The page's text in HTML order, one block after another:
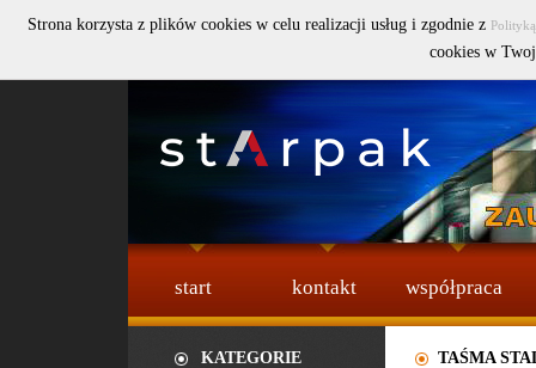
Szukaj :
start kontakt współpraca
KATEGORIE TAŚMA
Strona korzysta z plików cookies w celu realizacji usług i zgodnie z
cookies w